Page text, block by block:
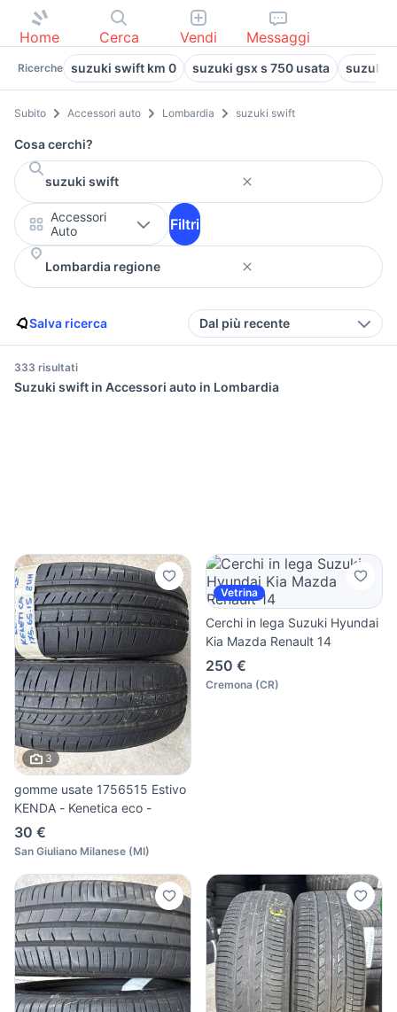
Home Cerca Vendi Messaggi
Ricerche suzuki swift km 0 suzuki gsx s 750 usata suzuki
Subito Accessori auto Lombardia suzuki swift
Cosa cerchi?
Accessori
Auto
Filtri
Salva ricerca Dal più recente
333 risultati
Suzuki swift in Accessori auto in Lombardia
3
gomme usate 1756515 Estivo
KENDA - Kenetica eco -
30 €
San Giuliano Milanese (MI)
Vetrina
Cerchi in lega Suzuki Hyundai
Kia Mazda Renault 14
250 €
Cremona (CR)